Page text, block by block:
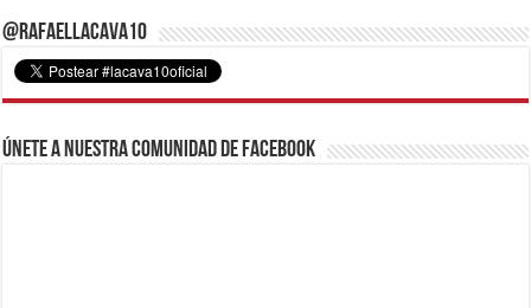
@RafaelLacava10
Únete a nuestra comunidad de Facebook